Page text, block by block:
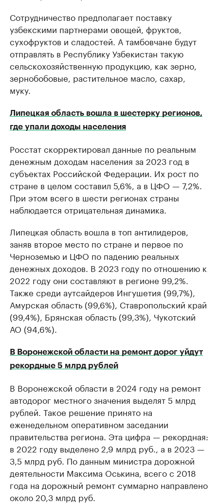
Сотрудничество предполагает поставку
узбекскими партнерами овощей, фруктов,
сухофруктов и сладостей. А тамбовчане будут
отправлять в Республику Узбекистан такую
сельскохозяйственную продукцию, как зерно,
зернобобовые, растительное масло, сахар,
муку.
Липецкая область вошла в шестерку регионов,
где упали доходы населения
Росстат скорректировал данные по реальным
денежным доходам населения за 2023 год в
субъектах Российской Федерации. Их рост по
стране в целом составил 5,6%, а в ЦФО — 7,2%.
При этом всего в шести регионах страны
наблюдается отрицательная динамика.
Липецкая область вошла в топ антилидеров,
заняв второе место по стране и первое по
Черноземью и ЦФО по падению реальных
денежных доходов. В 2023 году по отношению к
2022 году они составляют в регионе 99,2%.
Также среди аутсайдеров Ингушетия (99,7%),
Амурская область (99,6%), Ставропольский край
(99,4%), Брянская область (99,3%), Чукотский
АО (94,6%).
В Воронежской области на ремонт дорог уйдут
рекордные 5 млрд рублей
В Воронежской области в 2024 году на ремонт
автодорог местного значения выделят 5 млрд
рублей. Такое решение принято на
еженедельном оперативном заседании
правительства региона. Эта цифра — рекордная:
в 2022 году выделено 2,9 млрд руб., а в 2023 —
3,5 млрд руб. По данным министра дорожной
деятельности Максима Оськина, всего с 2018
года на дорожный ремонт суммарно направлено
около 20,3 млрд руб.